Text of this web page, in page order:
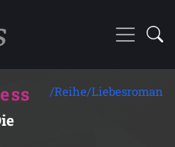
/Reihe/Liebesroman